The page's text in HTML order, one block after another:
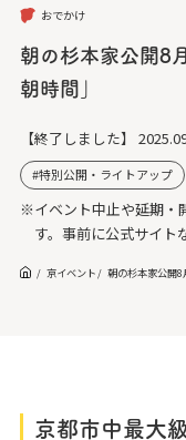
おでかけ
朝の杉本家公開8
朝時間」
【終了しました】
特別公開・ライトアップ
※イベント中止や延期・
す。事前に公式サイト
京イベント 朝の杉本家公開8
京都市中最大